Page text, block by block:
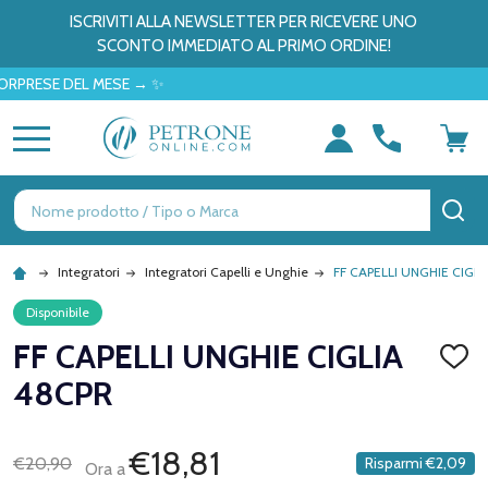
ISCRIVITI ALLA NEWSLETTER PER RICEVERE UNO
SCONTO IMMEDIATO AL PRIMO ORDINE!
DEL MESE → ✨
Ricerca
Integratori Integratori Capelli e Unghie FF CAPELLI UNGHIE
Disponibile
FF CAPELLI UNGHIE CIGLIA
48CPR
€20,90
Ora a€18,81 Risparmi €2,09